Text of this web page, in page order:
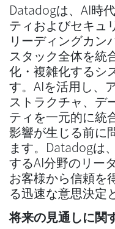
Datadogは、AI時
ティおよびセキュ
リーディングカン
スタック全体を統
化・複雑化するシ
す。AIを活用し、
ストラクチャ、デ
ティを一元的に統
影響が生じる前に
ます。Datadogは
するAI分野のリー
お客様から信頼を
る迅速な意思決定
将来の見通しに関